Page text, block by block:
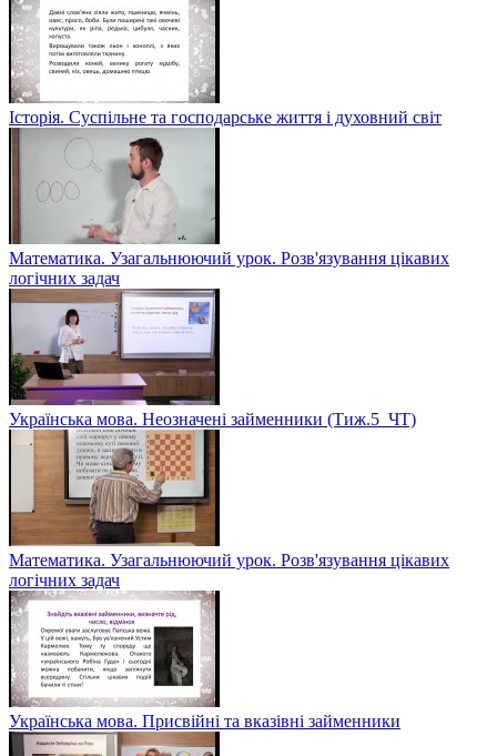
Історія. Суспільне та господарське життя і духовний світ
Математика. Узагальнюючий урок. Розв'язування цікавих
логічних задач
Українська мова. Неозначені займенники (Тиж.5_ЧТ)
Математика. Узагальнюючий урок. Розв'язування цікавих
логічних задач
Українська мова. Присвійні та вказівні займенники